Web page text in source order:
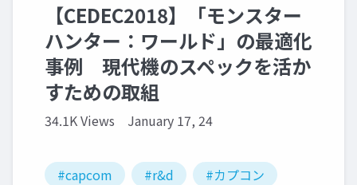
【CEDEC2018】「モンスター
ハンター：ワールド」の最適化
事例 現代機のスペックを活か
すための取組
34.1K Views January 17, 24
#capcom #r&d
#カプコン